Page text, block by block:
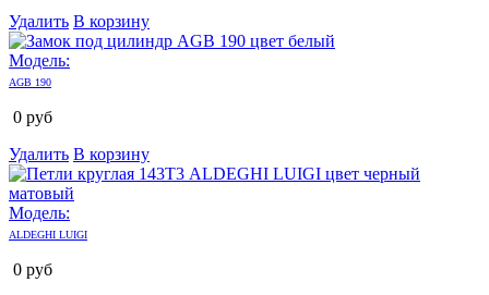
Удалить В корзину
Модель:
AGB 190
0 руб
Удалить В корзину
Модель:
ALDEGHI LUIGI
0 руб